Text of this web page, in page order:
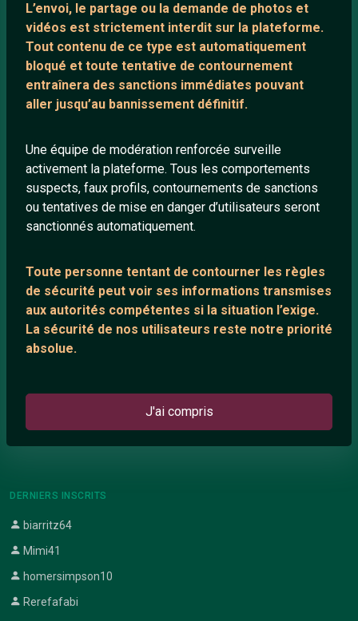
L’envoi, le partage ou la demande de photos et
vidéos est strictement interdit sur la plateforme.
Tout contenu de ce type est automatiquement
bloqué et toute tentative de contournement
entraînera des sanctions immédiates pouvant
aller jusqu’au bannissement définitif.
Une équipe de modération renforcée surveille
activement la plateforme. Tous les comportements
suspects, faux profils, contournements de sanctions
ou tentatives de mise en danger d’utilisateurs seront
sanctionnés automatiquement.
Toute personne tentant de contourner les règles
de sécurité peut voir ses informations transmises
aux autorités compétentes si la situation l’exige.
La sécurité de nos utilisateurs reste notre priorité
absolue.
J'ai compris
Protection mineurs
Blog
Salons de discussion
Communauté
Playlists YouTube
Nous contacter
ANNEXE
Support IRC
ARTICLES RÉCENTS
Témoignage de nathanaelle
DERNIERS INSCRITS
biarritz64
Mimi41
homersimpson10
Rerefafabi